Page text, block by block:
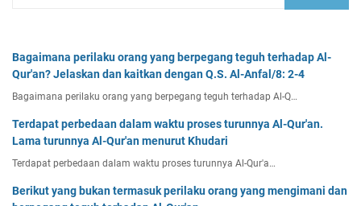
Bagaimana perilaku orang yang berpegang teguh terhadap Al-
Qur'an? Jelaskan dan kaitkan dengan Q.S. Al-Anfal/8: 2-4
Bagaimana perilaku orang yang berpegang teguh terhadap Al-Q…
Terdapat perbedaan dalam waktu proses turunnya Al-Qur'an.
Lama turunnya Al-Qur'an menurut Khudari
Terdapat perbedaan dalam waktu proses turunnya Al-Qur'a…
Berikut yang bukan termasuk perilaku orang yang mengimani dan